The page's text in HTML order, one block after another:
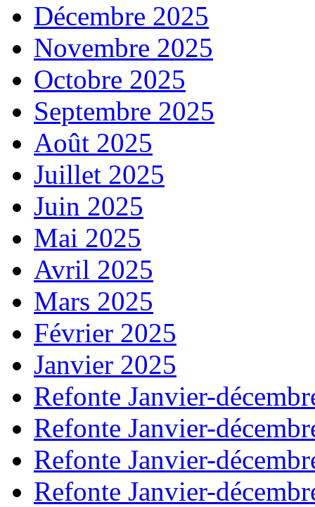
Décembre 2025
Novembre 2025
Octobre 2025
Septembre 2025
Août 2025
Juillet 2025
Juin 2025
Mai 2025
Avril 2025
Mars 2025
Février 2025
Janvier 2025
Refonte Janvier-
Refonte Janvier-
Refonte Janvier-
Refonte Janvier-